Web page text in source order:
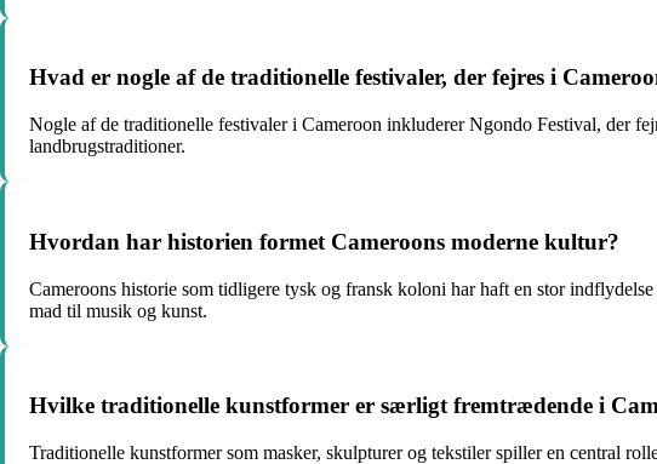
Hvad er nogle af de traditionelle festivaler, der fejres i
Nogle af de traditionelle festivaler i Cameroon inkluderer Ngondo Festival, der
landbrugstraditioner.
Hvordan har historien formet Cameroons moderne kultur?
Cameroons historie som tidligere tysk og fransk koloni har haft en stor
mad til musik og kunst.
Hvilke traditionelle kunstformer er særligt fremtrædende i
Traditionelle kunstformer som masker, skulpturer og tekstiler spiller en central